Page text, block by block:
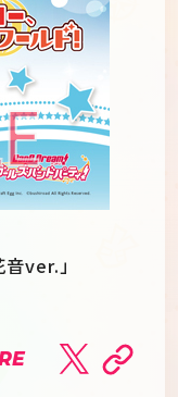
ver.」